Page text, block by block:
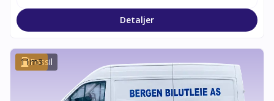
Detaljer
Fossil
11m3